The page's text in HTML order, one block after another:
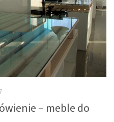
– meble do